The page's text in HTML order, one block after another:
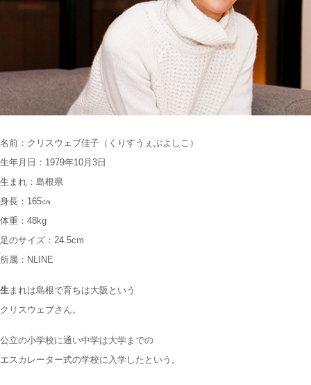
名前：クリスウェブ佳子（くりすうぇぶよしこ）
生年月日：1979年10月3日
生まれ：島根県
身長：165㎝
体重：48kg
足のサイズ：24.5cm
所属：NLINE
生まれは島根で育ちは大阪という
クリスウェブさん。
公立の小学校に通い中学は大学までの
エスカレーター式の学校に入学したという。